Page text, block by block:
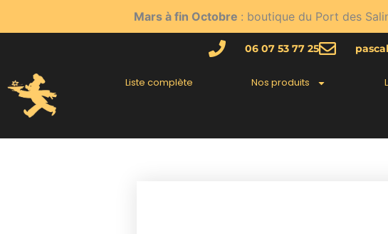
Mars à fin Octobre : boutique du Port des
06 07 53 77 25
Liste complète Nos produits